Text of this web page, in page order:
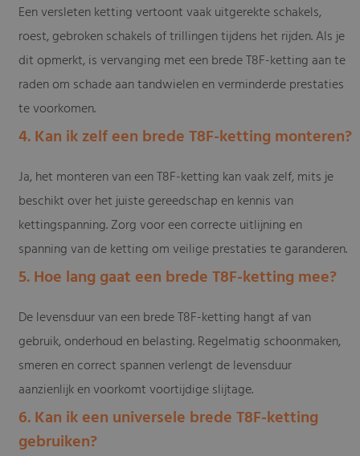
Een versleten ketting vertoont vaak uitgerekte schakels,
roest, gebroken schakels of trillingen tijdens het rijden. Als je
dit opmerkt, is vervanging met een brede T8F-ketting aan te
raden om schade aan tandwielen en verminderde prestaties
te voorkomen.
4. Kan ik zelf een brede T8F-ketting monteren?
Ja, het monteren van een T8F-ketting kan vaak zelf, mits je
beschikt over het juiste gereedschap en kennis van
kettingspanning. Zorg voor een correcte uitlijning en
spanning van de ketting om veilige prestaties te garanderen.
5. Hoe lang gaat een brede T8F-ketting mee?
De levensduur van een brede T8F-ketting hangt af van
gebruik, onderhoud en belasting. Regelmatig schoonmaken,
smeren en correct spannen verlengt de levensduur
aanzienlijk en voorkomt voortijdige slijtage.
6. Kan ik een universele brede T8F-ketting
gebruiken?